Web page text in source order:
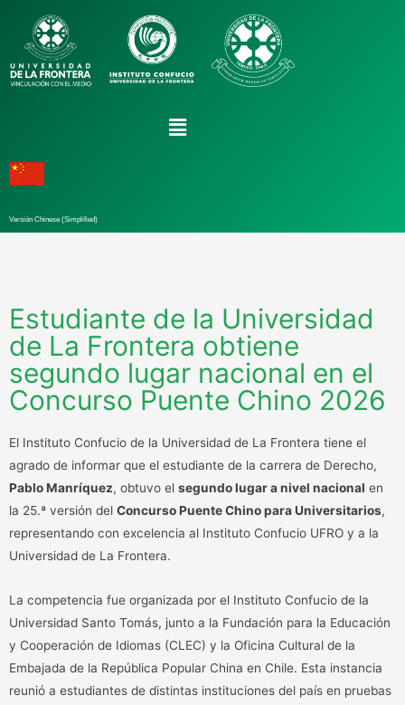
Versión Chinese (Simplified)
Estudiante de la Universidad
de La Frontera obtiene
segundo lugar nacional en el
Concurso Puente Chino 2026
El Instituto Confucio de la Universidad de La Frontera tiene el
agrado de informar que el estudiante de la carrera de Derecho,
Pablo Manríquez, obtuvo el segundo lugar a nivel nacional en
la 25.ª versión del Concurso Puente Chino para Universitarios,
representando con excelencia al Instituto Confucio UFRO y a la
Universidad de La Frontera.
La competencia fue organizada por el Instituto Confucio de la
Universidad Santo Tomás, junto a la Fundación para la Educación
y Cooperación de Idiomas (CLEC) y la Oficina Cultural de la
Embajada de la República Popular China en Chile. Esta instancia
reunió a estudiantes de distintas instituciones del país en pruebas